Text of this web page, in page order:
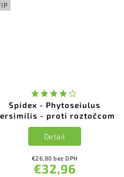
Spidex - Phytoseiulus
- proti roztočcom
€26,80 bez DPH
€32,96
Detail